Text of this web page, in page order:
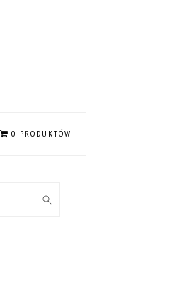
0 PRODUKTÓW